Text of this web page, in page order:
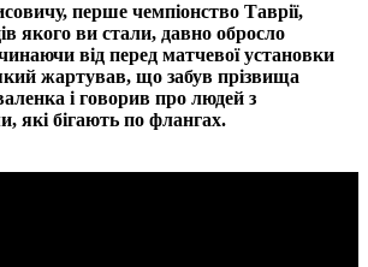
перше чемпіонство Таврії,
якого ви стали, давно обросло
від перед матчевої установки
жартував, що забув прізвища
і говорив про людей з
які бігають по флангах.